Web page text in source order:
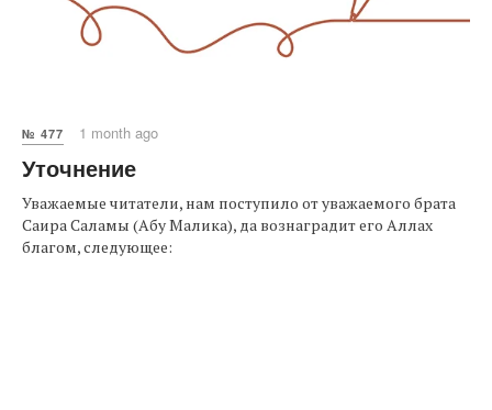
№ 477 1 month ago
Уточнение
Уважаемые читатели, нам поступило от уважаемого брата
Саира Саламы (Абу Малика), да вознаградит его Аллах
благом, следующее: